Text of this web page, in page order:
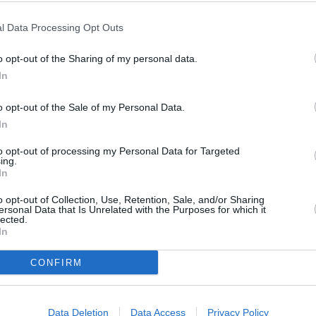
Data Processing Opt Outs
opt-out of the Sharing of my personal data.
opt-out of the Sale of my Personal Data.
opt-out of processing my Personal Data for Targeted
opt-out of Collection, Use, Retention, Sale, and/or Sharing
Data that Is Unrelated with the Purposes for which it
CONFIRM
Data Deletion Data Access Privacy Policy
Carne 11.03.2014
11.03.2014
11.03.2014
11.03.2014
11.03.2014
Kochwissen
» Kochlexikon
» Konservierungsmethoden